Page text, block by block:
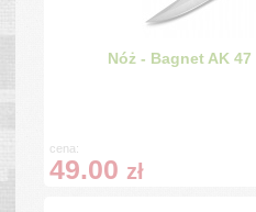
Nóż - Bagnet AK
cena:
49.00 zł